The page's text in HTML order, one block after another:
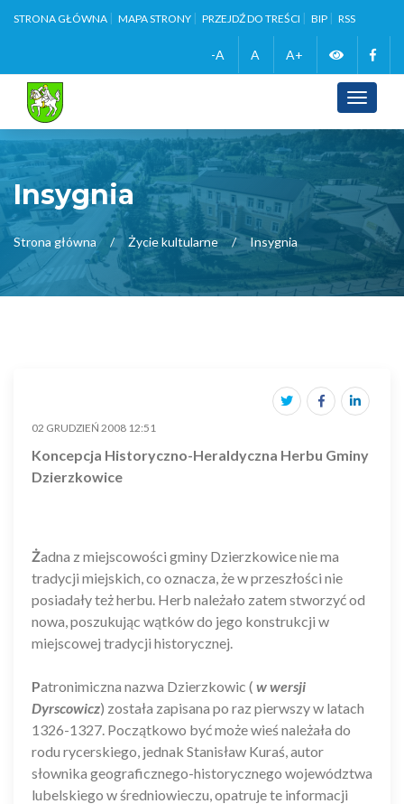
STRONA GŁÓWNA MAPA STRONY PRZEJDŹ DO TREŚCI BIP RSS
-A A A+ Zmień
wersję
Toggle
Insygnia
Strona główna Życie kultularne Insygnia
02 GRUDZIEŃ 2008 12:51
Koncepcja Historyczno-Heraldyczna Herbu Gminy
Dzierzkowice
Żadna z miejscowości gminy Dzierzkowice nie ma
tradycji miejskich, co oznacza, że w przeszłości nie
posiadały też herbu. Herb należało zatem stworzyć od
nowa, poszukując wątków do jego konstrukcji w
miejscowej tradycji historycznej.
Patronimiczna nazwa Dzierzkowic ( w wersji
Dyrscowicz) została zapisana po raz pierwszy w latach
1326-1327. Początkowo być może wieś należała do
rodu rycerskiego, jednak Stanisław Kuraś, autor
słownika geograficznego-historycznego województwa
lubelskiego w średniowieczu, opatruje te informacji